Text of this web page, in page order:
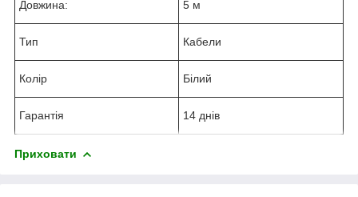
Довжина: 5 м
Тип Кабели
Колір Білий
Гарантія 14 днів
Приховати